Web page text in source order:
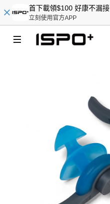
首下載領$100 好康不漏接
立刻使用官方APP